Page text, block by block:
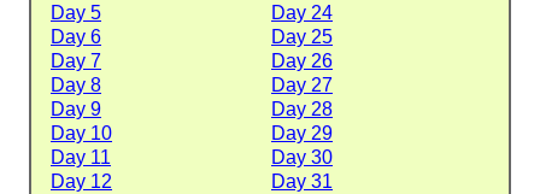
Day 5
Day 24
Day 6
Day 25
Day 7
Day 26
Day 8
Day 27
Day 9
Day 28
Day 10
Day 29
Day 11
Day 30
Day 12
Day 31